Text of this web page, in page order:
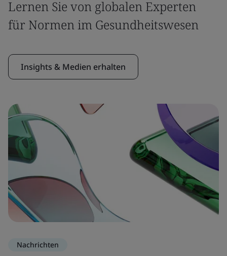
Lernen Sie von globalen Experten
für Normen im Gesundheitswesen
Insights & Medien erhalten
Nachrichten